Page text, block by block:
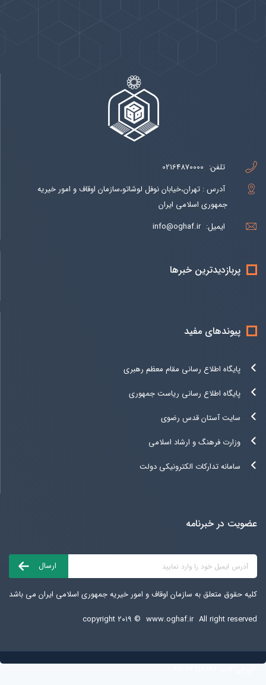
تلفن: 02164870000
آدرس : تهران،خیابان نوفل لوشاتو،سازمان اوقاف و امور خیریه
جمهوری اسلامی ایران
ایمیل: info@oghaf.ir
پربازدیدترین خبرها
پیوندهای مفید
پایگاه اطلاع رسانی مقام معظم رهبری
پایگاه اطلاع رسانی ریاست جمهوری
سایت آستان قدس رضوی
وزارت فرهنگ و ارشاد اسلامی
سامانه تدارکات الکترونیکی دولت
عضویت در خبرنامه
کلیه حقوق متعلق به سازمان اوقاف و امور خیریه جمهوری اسلامی ایران می باشد
copyright ۲۰۱۹ © www.oghaf.ir All right reserved